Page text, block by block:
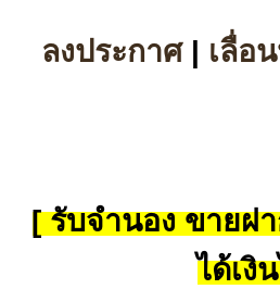
ลงประกาศ| เลื่อ
[ รับจำนอง ขายฝ
ได้เงิ